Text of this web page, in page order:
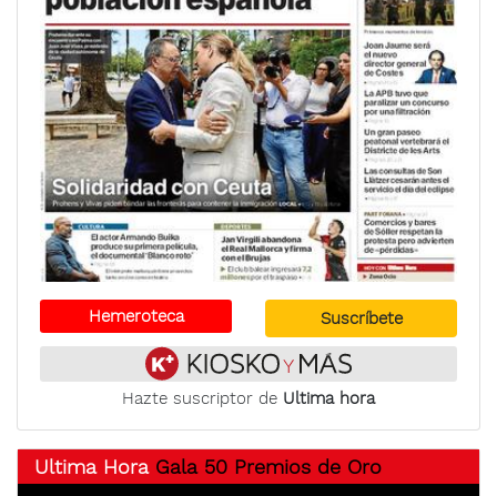
Hemeroteca Suscríbete
Hazte suscriptor de Ultima hora
Ultima Hora Gala 50 Premios de Oro